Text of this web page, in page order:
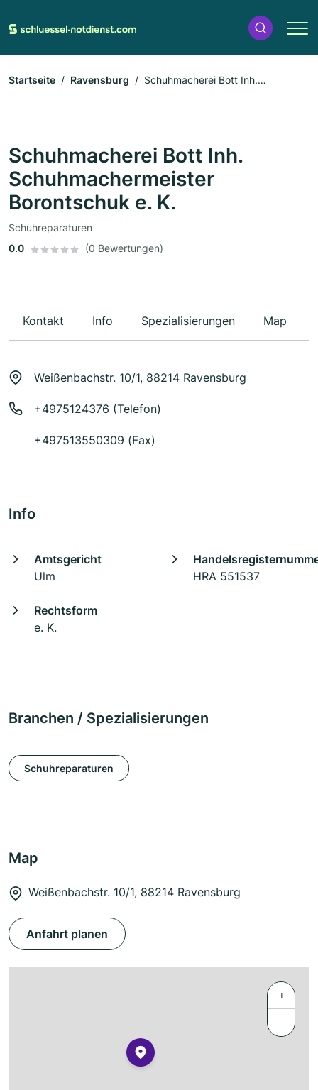
Startseite Ravensburg
Schuhmacherei Bott Inh.
Schuhmacherei Bott Inh.
Schuhmachermeister
Borontschuk e. K.
Schuhreparaturen
0.0
(0 Bewertungen)
Kontakt Info Spezialisierungen Map
Weißenbachstr. 10/1, 88214 Ravensburg
+4975124376 (Telefon)
+497513550309 (Fax)
Info
Amtsgericht
Ulm
HRA 551537
Rechtsform
e. K.
Branchen / Spezialisierungen
Schuhreparaturen
Map
Weißenbachstr. 10/1, 88214 Ravensburg
Anfahrt planen
+
−